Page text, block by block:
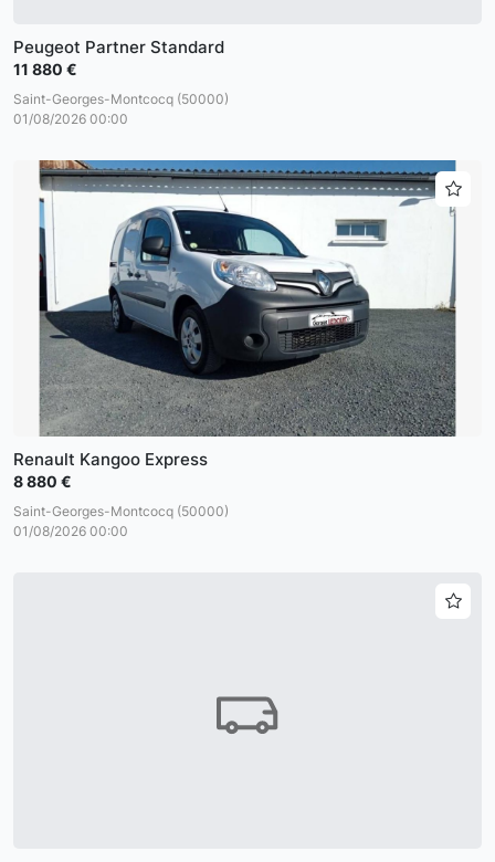
Peugeot Partner Standard
11 880 €
Saint-Georges-Montcocq (50000)
01/08/2026 00:00
Renault Kangoo Express
8 880 €
Saint-Georges-Montcocq (50000)
01/08/2026 00:00